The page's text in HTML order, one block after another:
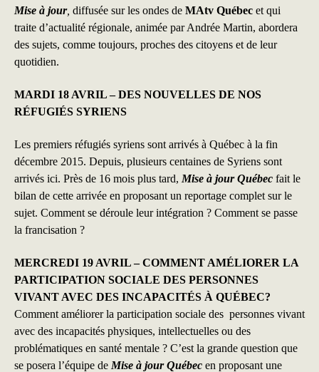
e
b
o
o
k
k
n
i
Mise à jour, diffusée sur les ondes de MAtv Québec et qui
traite d’actualité régionale, animée par Andrée Martin, abordera
des sujets, comme toujours, proches des citoyens et de leur
quotidien.
MARDI 18 AVRIL – DES NOUVELLES DE NOS
RÉFUGIÉS SYRIENS
Les premiers réfugiés syriens sont arrivés à Québec à la fin
décembre 2015. Depuis, plusieurs centaines de Syriens sont
arrivés ici. Près de 16 mois plus tard, Mise à jour Québec fait le
bilan de cette arrivée en proposant un reportage complet sur le
sujet. Comment se déroule leur intégration ? Comment se passe
la francisation ?
MERCREDI 19 AVRIL – COMMENT AMÉLIORER LA
PARTICIPATION SOCIALE DES PERSONNES
VIVANT AVEC DES INCAPACITÉS À QUÉBEC?
Comment améliorer la participation sociale des personnes vivant
avec des incapacités physiques, intellectuelles ou des
problématiques en santé mentale ? C’est la grande question que
se posera l’équipe de Mise à jour Québec en proposant une